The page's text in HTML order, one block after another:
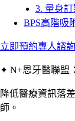
3. 量身
BPS高階吸
立即預約專人諮詢
✦ N+恩牙醫聯盟
降低醫療資訊落
師。